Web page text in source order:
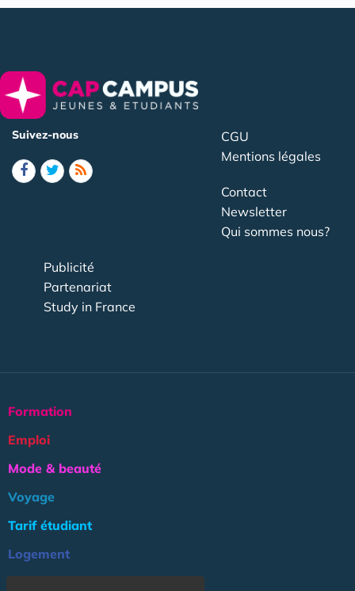
Suivez-nous
CGU
Mentions légales
Contact
Newsletter
Qui sommes nous?
Publicité
Partenariat
Study in France
Formation
Emploi
Mode & beauté
Voyage
Tarif étudiant
Logement